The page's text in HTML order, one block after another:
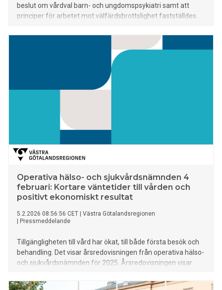
beslut om vårdval barn- och ungdomspsykiatri samt att
principer för arbetet mot välfärdsbrottslighet fastställdes.
Operativa hälso- och sjukvårdsnämnden 4
februari: Kortare väntetider till vården och
positivt ekonomiskt resultat
5.2.2026 08:56:56 CET
Västra Götalandsregionen
Pressmeddelande
Tillgängligheten till vård har ökat, till både första besök och
behandling. Det visar årsredovisningen från operativa hälso-
och sjukvårdsnämnden för 2025. Årsredovisningen visar